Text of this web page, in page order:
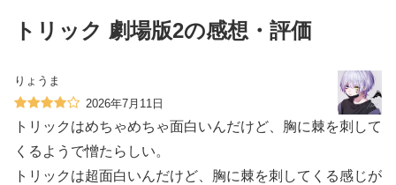
トリック 劇場版2の感想・評価
りょうま
2026年7月11日
トリックはめちゃめちゃ面白いんだけど、胸に棘を刺して
くるようで憎たらしい。
トリックは超面白いんだけど、胸に棘を刺してくる感じが